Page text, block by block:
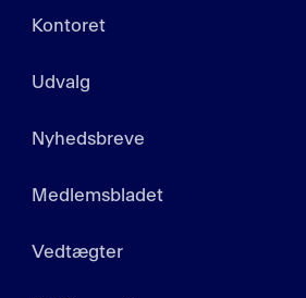
Kontoret
Udvalg
Nyhedsbreve
Medlemsbladet
Vedtægter